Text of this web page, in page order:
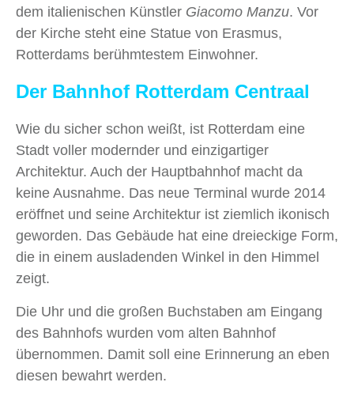
dem italienischen Künstler Giacomo Manzu. Vor
der Kirche steht eine Statue von Erasmus,
Rotterdams berühmtestem Einwohner.
Der Bahnhof Rotterdam Centraal
Wie du sicher schon weißt, ist Rotterdam eine
Stadt voller modernder und einzigartiger
Architektur. Auch der Hauptbahnhof macht da
keine Ausnahme. Das neue Terminal wurde 2014
eröffnet und seine Architektur ist ziemlich ikonisch
geworden. Das Gebäude hat eine dreieckige Form,
die in einem ausladenden Winkel in den Himmel
zeigt.
Die Uhr und die großen Buchstaben am Eingang
des Bahnhofs wurden vom alten Bahnhof
übernommen. Damit soll eine Erinnerung an eben
diesen bewahrt werden.